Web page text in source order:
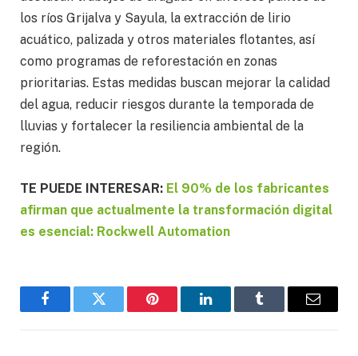
los ríos Grijalva y Sayula, la extracción de lirio
acuático, palizada y otros materiales flotantes, así
como programas de reforestación en zonas
prioritarias. Estas medidas buscan mejorar la calidad
del agua, reducir riesgos durante la temporada de
lluvias y fortalecer la resiliencia ambiental de la
región.
TE PUEDE INTERESAR: El 90% de los fabricantes
afirman que actualmente la transformación digital
es esencial: Rockwell Automation
FacebookTwitter Pinterest LinkedInTumblr Email